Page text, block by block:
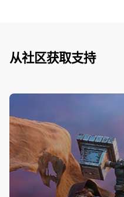
从社区获取支持